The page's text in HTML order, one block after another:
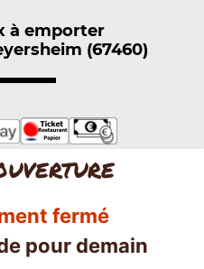
à emporter
(67460)
fermé
pour demain